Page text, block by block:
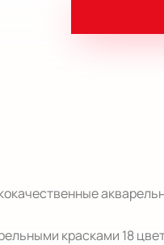
красками 18